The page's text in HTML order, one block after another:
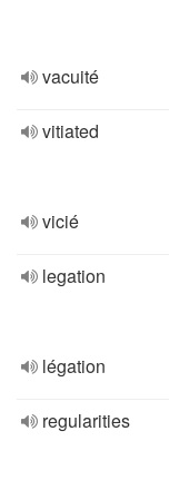
vacuité
vitiated
vicié
legation
légation
regularities